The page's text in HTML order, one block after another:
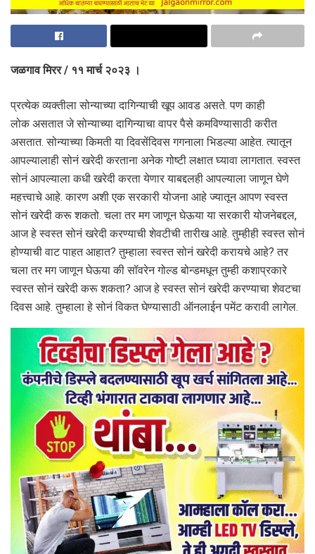
जळगाव मिरर / ११ मार्च २०२३ ।
प्रत्येक व्यक्तीला सोन्याच्या दागिन्याची खूप आवड असते. पण काही
लोक असतात जे सोन्याच्या दागिन्याचा वापर पैसे कमविण्यासाठी करीत
असतात. सोन्याच्या किमती या दिवसेंदिवस गगनाला भिडल्या आहेत. त्यातून
आपल्यालाही सोनं खरेदी करताना अनेक गोष्टी लक्षात घ्यावा लागतात. स्वस्त
सोनं आपल्याला कधी खरेदी करता येणार याबद्दलही आपल्याला जाणून घेणे
महत्त्वाचे आहे. कारण अशी एक सरकारी योजना आहे ज्यातून आपण स्वस्त
सोनं खरेदी करू शकतो. चला तर मग जाणून घेऊया या सरकारी योजनेबद्दल,
आज हे स्वस्त सोनं खरेदी करण्याची शेवटीची तारीख आहे. तुम्हीही स्वस्त सोनं
होण्याची वाट पाहत आहात? तुम्हाला स्वस्त सोनं खरेदी करायचे आहे? तर
चला तर मग जाणून घेऊया की सॉवरेन गोल्ड बोन्डमधून तुम्ही कशाप्रकारे
स्वस्त सोनं खरेदी करू शकता? आज हे स्वस्त सोनं खरेदी करण्याचा शेवटचा
दिवस आहे. तुम्हाला हे सोनं विकत घेण्यासाठी ऑनलाईन पमेंट करावी लागेल.